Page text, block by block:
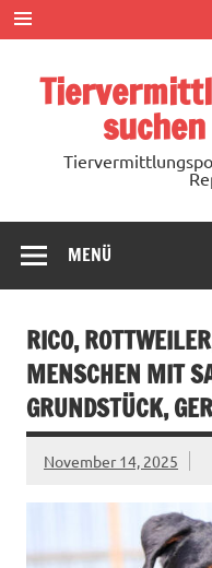
Zum
Inhalt
springen
MENÜ
RICO,
MENSCHEN MIT
GRUNDSTÜCK,
November 14, 2025